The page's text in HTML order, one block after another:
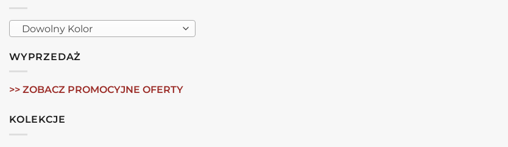
Dowolny Kolor
WYPRZEDAŻ
>> ZOBACZ PROMOCYJNE OFERTY
KOLEKCJE